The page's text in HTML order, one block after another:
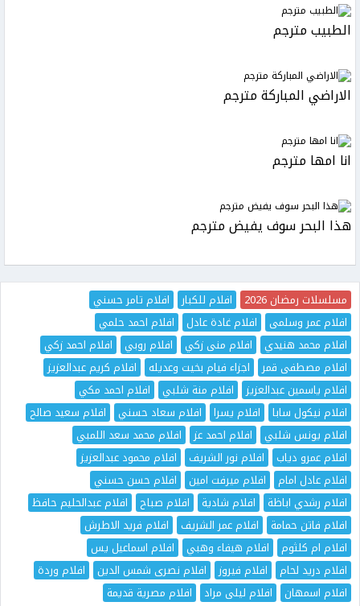
الطبيب مترجم
الاراضي المباركة مترجم
انا امها مترجم
هذا البحر سوف يفيض مترجم
مسلسلات رمضان 2026 افلام للكبار
افلام تامر حسني
افلام عمر وسلمى
افلام غادة عادل
افلام احمد حلمي
افلام محمد هنيدي
افلام منى زكي افلام روبي
افلام احمد زكي
افلام مصطفى قمر
اجزاء فيام بخيت وعديله
افلام كريم عبدالعزيز
افلام ياسمين عبدالعزيز
افلام منة شلبي
افلام احمد مكي
افلام نيكول سابا
افلام يسرا افلام سعاد حسني
افلام سعيد صالح
افلام يونس شلبي
افلام احمد عز
افلام محمد سعد اللمبي
افلام عمرو دياب
افلام نور الشريف
افلام محمود عبدالعزيز
افلام عادل امام
افلام ميرفت امين
افلام حسن حسني
افلام رشدي اباظة
افلام شادية افلام صباح
افلام عبدالحليم حافظ
افلام فاتن حمامة
افلام عمر الشريف
افلام فريد الاطرش
افلام ام كلثوم
افلام هيفاء وهبي
افلام اسماعيل يس
افلام دريد لحام
افلام فيروز افلام نصرى شمس الدين
افلام وردة
افلام اسمهان
افلام ليلى مراد
افلام مصرية قديمة